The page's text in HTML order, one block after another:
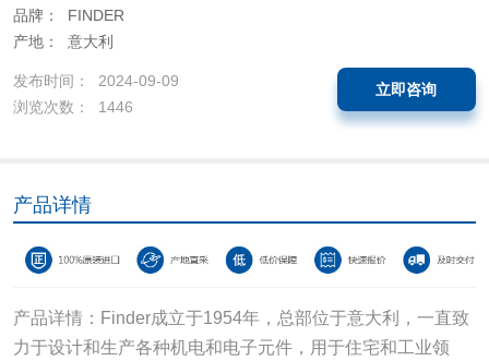
品牌： FINDER
产地： 意大利
发布时间： 2024-09-09
浏览次数： 1446
立即咨询
产品详情
产品详情：Finder成立于1954年，总部位于意大利，一直致
力于设计和生产各种机电和电子元件，用于住宅和工业领